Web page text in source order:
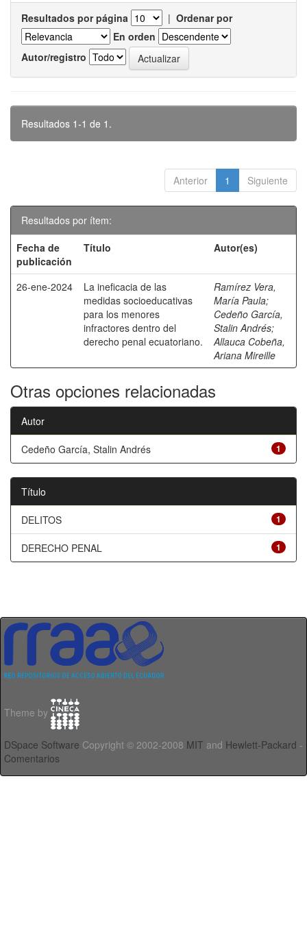
Resultados por página | Ordenar por
En orden
Autor/registro
Resultados 1-1 de 1.
Anterior 1 Siguiente
Resultados por ítem:
Fecha de
publicación
Título Autor(es)
26-ene-2024
La ineficacia de las
medidas socioeducativas
para los menores
infractores dentro del
derecho penal ecuatoriano.
Ramírez Vera,
María Paula;
Cedeño García,
Stalin Andrés;
Allauca Cobeña,
Ariana Mireille
Otras opciones relacionadas
Autor
1
Cedeño García, Stalin Andrés
Título
1
DELITOS
1
DERECHO PENAL
Theme by
DSpace Software Copyright © 2002-2008 MIT and Hewlett-Packard -
Comentarios